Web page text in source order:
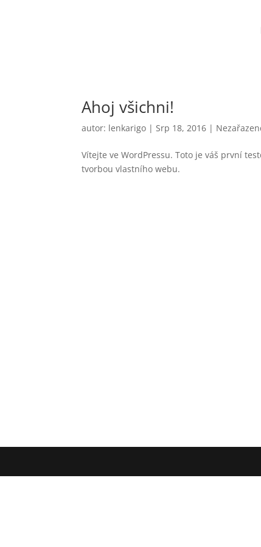
Ahoj všichni!
autor: lenkarigo |Srp 18, 2016 |
Vítejte ve WordPressu. Toto je váš první
tvorbou vlastního webu.